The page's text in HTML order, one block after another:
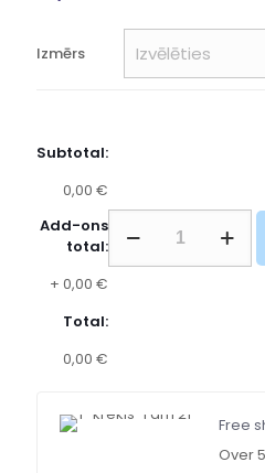
Izmērs
Subtotal:
0,00 €
Add-ons
total:
+ 0,00 €
Total:
0,00 €
Free
Over